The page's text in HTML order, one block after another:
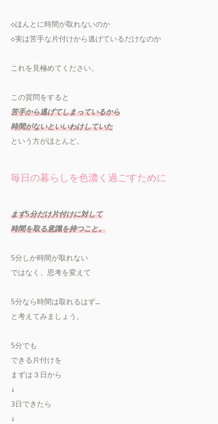
◇ほんとに時間が取れないのか
◇実は苦手な片付けから逃げているだけなのか
これを見極めてください。
苦手から逃げてしまっているから
時間がないといいわけしていた
毎日の暮らしを色濃く過ごすために
まず5分だけ片付けに対して
時間を取る意識を持つこと。
5分しか時間が取れない
ではなく、思考を変えて
5分なら時間は取れるはず…
と考えてみましょう。
5分でも
できる片付けを
まずは３日から
↓
3日できたら
↓